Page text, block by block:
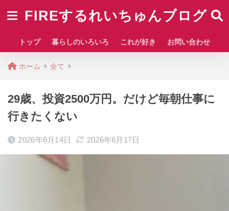
FIREするれいちゅんブログ
トップ 暮らしのいろいろ これが好き お問い合わせ
ホーム 全て
29歳、投資2500万円。だけど毎朝仕事に
行きたくない
2026年6月14日 2026年6月17日